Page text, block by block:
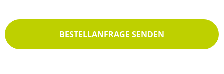
BESTELLANFRAGE SENDEN